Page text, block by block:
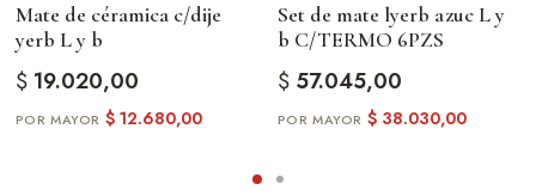
Mate de céramica c/dije
yerb L y b
$19.020,00
$12.680,00
Set de mate lyerb azuc L y
b C/TERMO 6PZS
$57.045,00
$38.030,00